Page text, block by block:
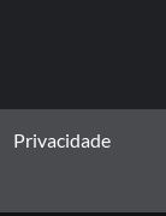
Privacidade